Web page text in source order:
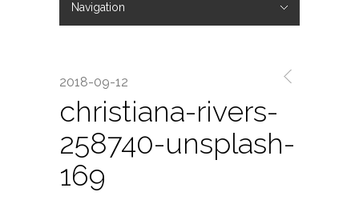
Navigation
2018-09-12
christiana-rivers-
258740-unsplash-
169